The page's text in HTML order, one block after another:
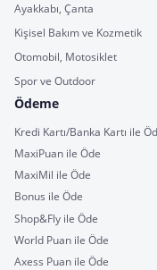
Ayakkabı, Çanta
Kişisel Bakım ve Kozmetik
Otomobil, Motosiklet
Spor ve Outdoor
Ödeme
Kredi Kartı/Banka Kartı ile
MaxiPuan ile Öde
MaxiMil ile Öde
Bonus ile Öde
Shop&Fly ile Öde
World Puan ile Öde
Axess Puan ile Öde